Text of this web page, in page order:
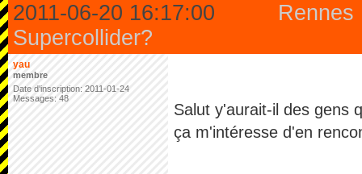
2011-06-20 16:17:00
Rennes
Supercollider?
yau
membre
Date d'inscription: 2011-01-24
Messages: 48
Salut y'aurait-il des gens
ça m'intéresse d'en